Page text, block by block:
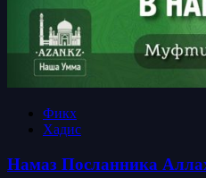
Фикх
Хадис
Намаз Посланника